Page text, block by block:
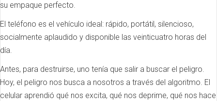
su empaque perfecto.
El teléfono es el vehículo ideal: rápido, portátil, silencioso,
socialmente aplaudido y disponible las veinticuatro horas del
día.
Antes, para destruirse, uno tenía que salir a buscar el peligro.
Hoy, el peligro nos busca a nosotros a través del algoritmo. El
celular aprendió qué nos excita, qué nos deprime, qué nos hace